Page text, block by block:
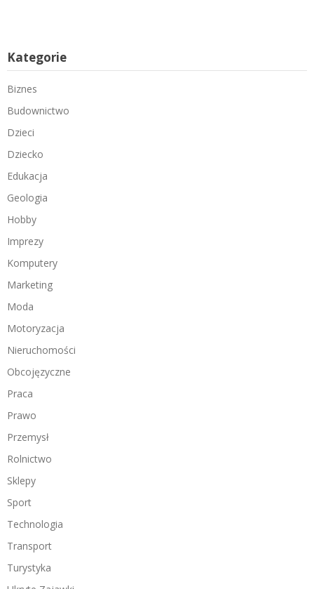
Kategorie
Biznes
Budownictwo
Dzieci
Dziecko
Edukacja
Geologia
Hobby
Imprezy
Komputery
Marketing
Moda
Motoryzacja
Nieruchomości
Obcojęzyczne
Praca
Prawo
Przemysł
Rolnictwo
Sklepy
Sport
Technologia
Transport
Turystyka